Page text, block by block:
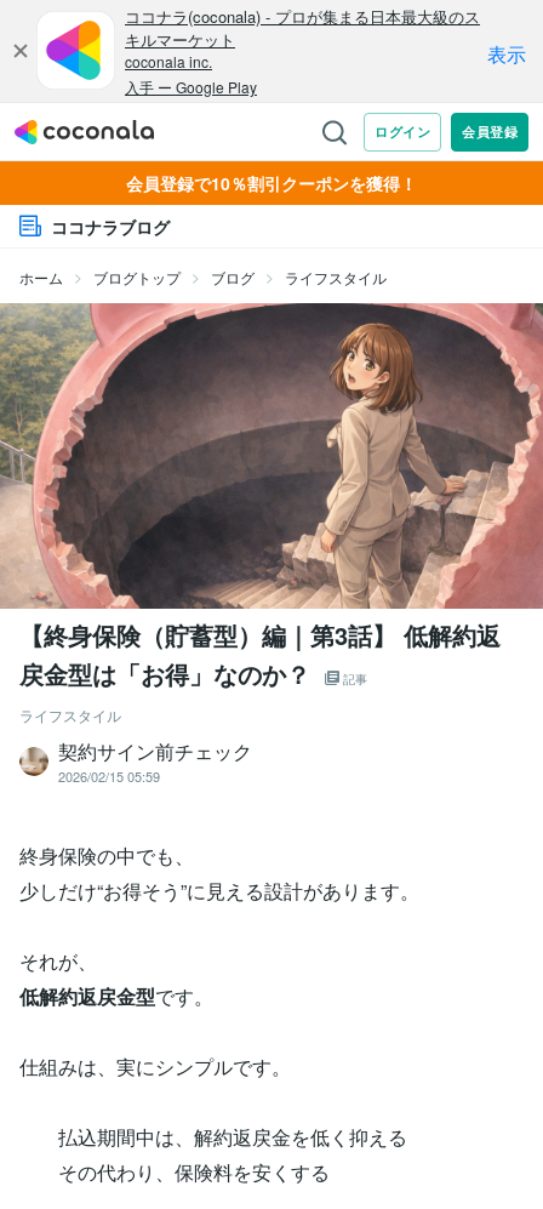
会員登録で10％割引クーポンを獲得！
ココナラブログ
ホーム ブログトップ ブログ ライフスタイル
【終身保険（貯蓄型）編｜第3話】 低解約返
戻金型は「お得」なのか？
記事
ライフスタイル
契約サイン前チェック
2026/02/15 05:59
終身保険の中でも、
少しだけ“お得そう”に見える設計があります。
それが、
低解約返戻金型です。
仕組みは、実にシンプルです。
払込期間中は、解約返戻金を低く抑える
その代わり、保険料を安くする